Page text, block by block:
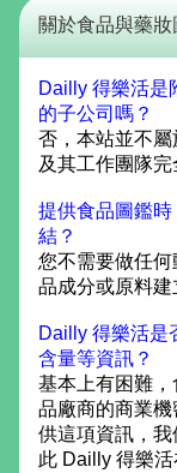
關於食品與藥
Dailly 得樂活是
的子公司嗎？
否，本站並不
及其工作團隊完
提供食品圖鑑
結？
您不需要做任
品成分或原料建
Dailly 得樂活是
含量等資訊？
基本上有困難
品廠商的商業
供這項資訊，
此 Dailly 得樂